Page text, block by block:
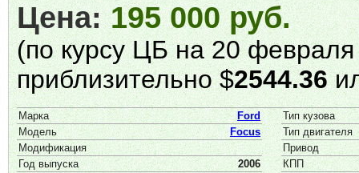
Цена:195 000 руб.
(по курсу ЦБ на 20 февраля
приблизительно $2544.36
Марка Ford
Тип кузова
Модель
Focus
Тип двигателя
Модификация
Привод
Год выпуска
2006
КПП